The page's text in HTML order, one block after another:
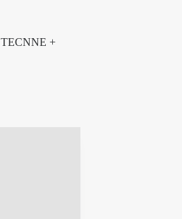
TECNNE +